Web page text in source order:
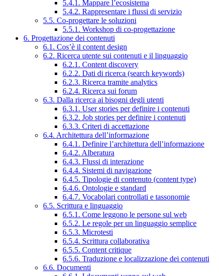
5.4.1. Mappare l’ecosistema
5.4.2. Rappresentare i flussi di servizio
5.5. Co-progettare le soluzioni
5.5.1. Workshop di co-progettazione
6. Progettazione dei contenuti
6.1. Cos’è il content design
6.2. Ricerca utente sui contenuti e il linguaggio
6.2.1. Content discovery
6.2.2. Dati di ricerca (search keywords)
6.2.3. Ricerca tramite analytics
6.2.4. Ricerca sui forum
6.3. Dalla ricerca ai bisogni degli utenti
6.3.1. User stories per definire i contenuti
6.3.2. Job stories per definire i contenuti
6.3.3. Criteri di accettazione
6.4. Architettura dell’informazione
6.4.1. Definire l’architettura dell’informazione
6.4.2. Alberatura
6.4.3. Flussi di interazione
6.4.4. Sistemi di navigazione
6.4.5. Tipologie di contenuto (content type)
6.4.6. Ontologie e standard
6.4.7. Vocabolari controllati e tassonomie
6.5. Scrittura e linguaggio
6.5.1. Come leggono le persone sul web
6.5.2. Le regole per un linguaggio semplice
6.5.3. Microtesti
6.5.4. Scrittura collaborativa
6.5.5. Content critique
6.5.6. Traduzione e localizzazione dei contenuti
6.6. Documenti